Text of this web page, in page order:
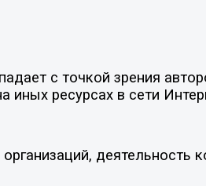
с точкой зрения
ресурсах в сети
деятельность